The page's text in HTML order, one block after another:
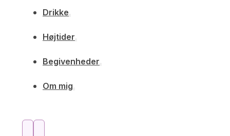
Drikke
Højtider
Begivenheder
Om mig